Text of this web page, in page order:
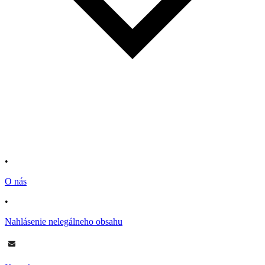
•
O nás
•
Nahlásenie nelegálneho obsahu